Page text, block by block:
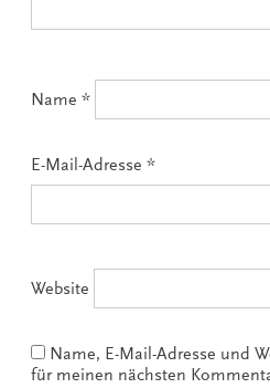
Name *
E-Mail-Adresse *
Website
Name, E-Mail-Adresse und
für meinen nächsten